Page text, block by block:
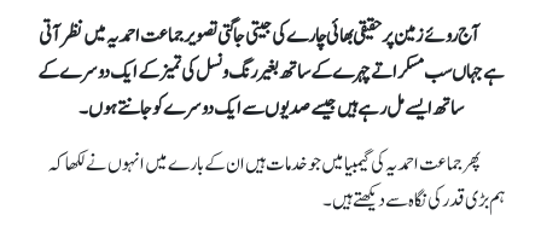
آج روئے زمین پر حقیقی بھائی چارے کی جیتی جاگتی تصویر جماعت احمدیہ میں نظر آتی
ہے جہاں سب مسکراتے چہرے کے ساتھ بغیر رنگ و نسل کی تمیز کے ایک دوسرے کے
ساتھ ایسے مل رہے ہیں جیسے صدیوں سے ایک دوسرے کو جانتے ہوں۔
پھر جماعت احمدیہ کی گیمبیا میں جو خدمات ہیں ان کے بارے میں انہوں نے لکھا کہ
ہم بڑی قدر کی نگاہ سے دیکھتے ہیں۔